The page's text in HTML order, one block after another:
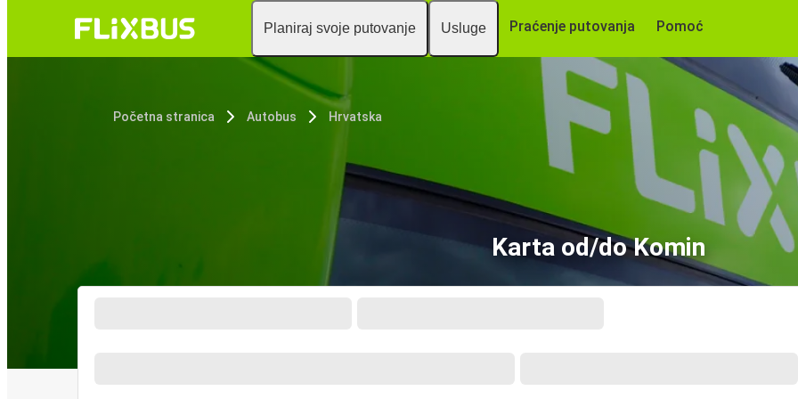
Planiraj svoje putovanje Usluge Praćenje putovanja Pomoć
Početna stranica Autobus Hrvatska
Karta od/do Komin